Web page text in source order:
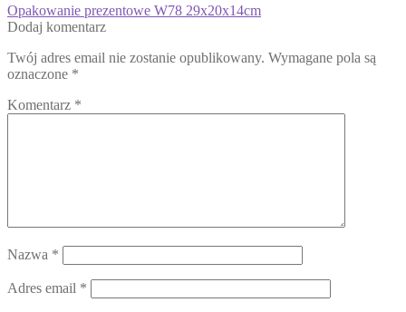
Nawigacja
wpisu
Poprzedni
wpis:
Opakowanie prezentowe W78 29x20x14cm
Dodaj komentarz
Twój adres email nie zostanie opublikowany. Wymagane pola są
oznaczone *
Komentarz *
Nazwa *
Adres email *